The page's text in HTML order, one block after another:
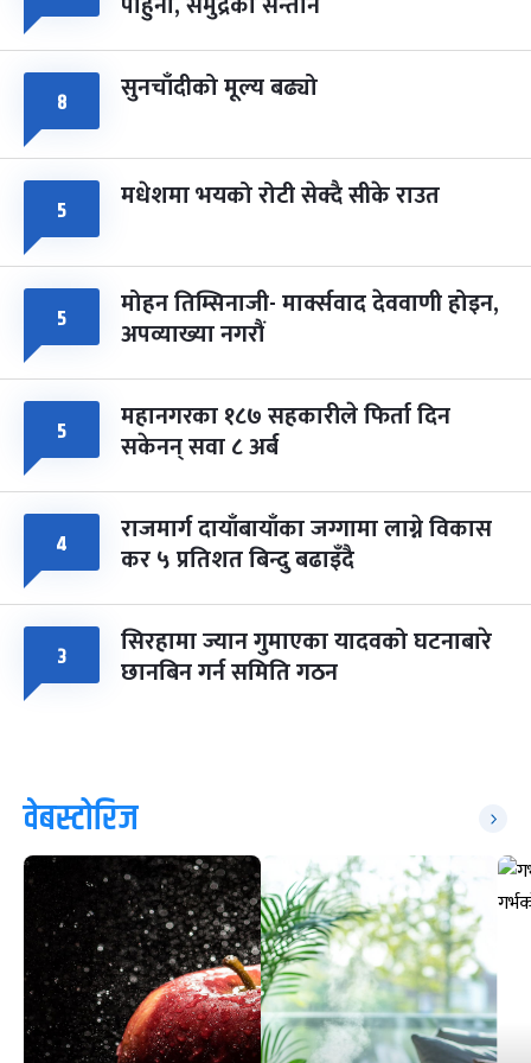
चैत्र ८, २०८३ Mar 22, 2027
८ सुनचाँदीको मूल्य बढ्यो
५ मधेशमा भयको रोटी सेक्दै सीके राउत
५ मोहन तिम्सिनाजी- मार्क्सवाद देववाणी होइन,
अपव्याख्या नगरौं
५ महानगरका १८७ सहकारीले फिर्ता दिन
सकेनन् सवा ८ अर्ब
४ राजमार्ग दायाँबायाँका जग्गामा लाग्ने विकास
कर ५ प्रतिशत बिन्दु बढाइँदै
३ सिरहामा ज्यान गुमाएका यादवको घटनाबारे
छानबिन गर्न समिति गठन
वेबस्टोरिज